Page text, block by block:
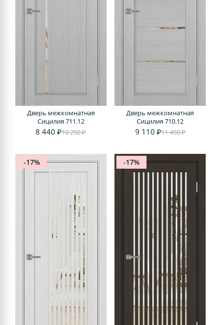
Дверь межкомнатная
Сицилия 711.12
8 440 ₽10 250 ₽
Дверь межкомнатная
Сицилия 710.12
9 110 ₽11 450 ₽
-17% -17%